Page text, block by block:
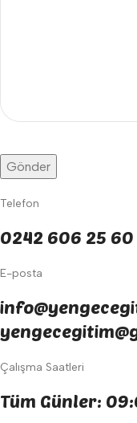
Telefon
0242 606 25 60
E-posta
Çalışma Saatleri
Tüm Günler: